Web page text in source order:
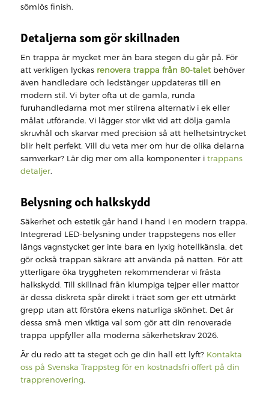
sömlös finish.
Detaljerna som gör skillnaden
En trappa är mycket mer än bara stegen du går på. För
att verkligen lyckas renovera trappa från 80-taletbehöver
även handledare och ledstänger uppdateras till en
modern stil. Vi byter ofta ut de gamla, runda
furuhandledarna mot mer stilrena alternativ i ek eller
målat utförande. Vi lägger stor vikt vid att dölja gamla
skruvhål och skarvar med precision så att helhetsintrycket
blir helt perfekt. Vill du veta mer om hur de olika delarna
samverkar? Lär dig mer om alla komponenter i trappans
detaljer.
Belysning och halkskydd
Säkerhet och estetik går hand i hand i en modern trappa.
Integrerad LED-belysning under trappstegens nos eller
längs vagnstycket ger inte bara en lyxig hotellkänsla, det
gör också trappan säkrare att använda på natten. För att
ytterligare öka tryggheten rekommenderar vi frästa
halkskydd. Till skillnad från klumpiga tejper eller mattor
är dessa diskreta spår direkt i träet som ger ett utmärkt
grepp utan att förstöra ekens naturliga skönhet. Det är
dessa små men viktiga val som gör att din renoverade
trappa uppfyller alla moderna säkerhetskrav 2026.
Är du redo att ta steget och ge din hall ett lyft? Kontakta
oss på Svenska Trappsteg för en kostnadsfri offert på din
trapprenovering.